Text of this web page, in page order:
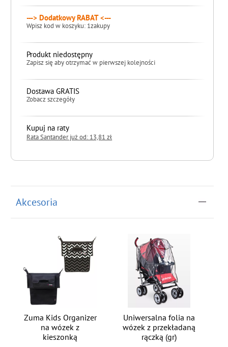
---> Dodatkowy RABAT <---
Wpisz kod w koszyku: 1zakupy
Produkt niedostępny
Zapisz się aby otrzymać w pierwszej kolejności
Dostawa GRATIS
Zobacz szczegóły
Kupuj na raty
Rata Santander już od: 13,81 zł
Akcesoria
Zuma Kids Organizer
na wózek z
kieszonką
Uniwersalna folia na
wózek z przekładaną
rączką (gr)